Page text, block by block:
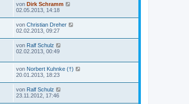
von Dirk Schramm
02.05.2013, 14:18
von Christian Dreher
02.02.2013, 09:27
von Ralf Schulz
02.02.2013, 00:49
von Norbert Kuhnke (†)
20.01.2013, 18:23
von Ralf Schulz
23.11.2012, 17:46